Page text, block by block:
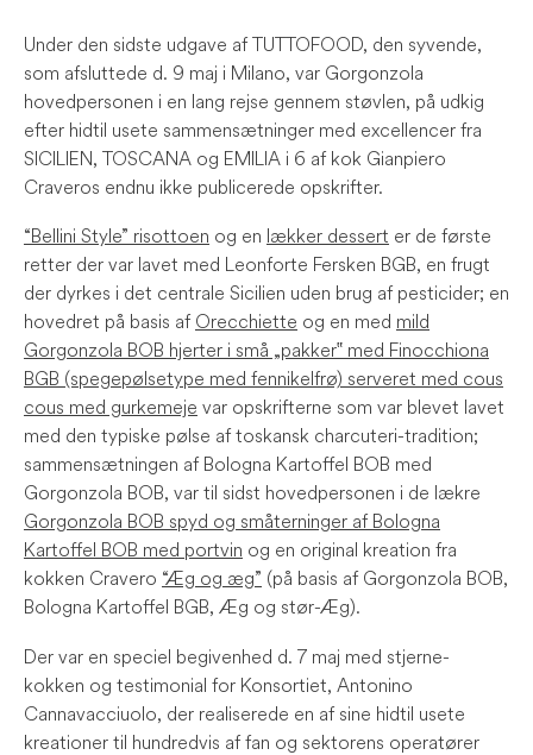
Under den sidste udgave af TUTTOFOOD, den syvende,
som afsluttede d. 9 maj i Milano, var Gorgonzola
hovedpersonen i en lang rejse gennem støvlen, på udkig
efter hidtil usete sammensætninger med excellencer fra
SICILIEN, TOSCANA og EMILIA i 6 af kok Gianpiero
Craveros endnu ikke publicerede opskrifter.
“Bellini Style” risottoen og en lækker dessert er de første
retter der var lavet med Leonforte Fersken BGB, en frugt
der dyrkes i det centrale Sicilien uden brug af pesticider; en
hovedret på basis af Orecchiette og en med mild
Gorgonzola BOB hjerter i små „pakker‟ med Finocchiona
BGB (spegepølsetype med fennikelfrø) serveret med cous
cous med gurkemeje var opskrifterne som var blevet lavet
med den typiske pølse af toskansk charcuteri-tradition;
sammensætningen af Bologna Kartoffel BOB med
Gorgonzola BOB, var til sidst hovedpersonen i de lækre
Gorgonzola BOB spyd og småterninger af Bologna
Kartoffel BOB med portvin og en original kreation fra
kokken Cravero “Æg og æg” (på basis af Gorgonzola BOB,
Bologna Kartoffel BGB, Æg og stør-Æg).
Der var en speciel begivenhed d. 7 maj med stjerne-
kokken og testimonial for Konsortiet, Antonino
Cannavacciuolo, der realiserede en af sine hidtil usete
kreationer til hundredvis af fan og sektorens operatører